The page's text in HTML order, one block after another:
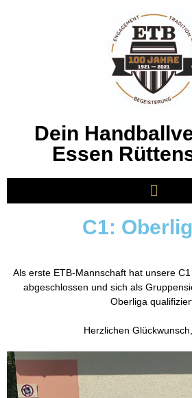
Dein
Essen
C1:
Als erste ETB-Mannschaft hat unsere
abgeschlossen und sich als
Oberliga
Herzlichen